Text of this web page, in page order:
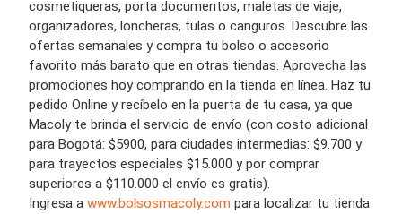
cosmetiqueras, porta documentos, maletas de viaje,
organizadores, loncheras, tulas o canguros. Descubre las
ofertas semanales y compra tu bolso o accesorio
favorito más barato que en otras tiendas. Aprovecha las
promociones hoy comprando en la tienda en línea. Haz tu
pedido Online y recíbelo en la puerta de tu casa, ya que
Macoly te brinda el servicio de envío (con costo adicional
para Bogotá: $5900, para ciudades intermedias: $9.700 y
para trayectos especiales $15.000 y por comprar
superiores a $110.000 el envío es gratis).
Ingresa a www.bolsosmacoly.com para localizar tu tienda